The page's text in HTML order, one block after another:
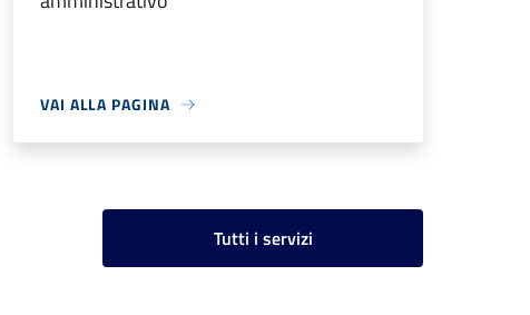
VAI ALLA PAGINA
Tutti i servizi